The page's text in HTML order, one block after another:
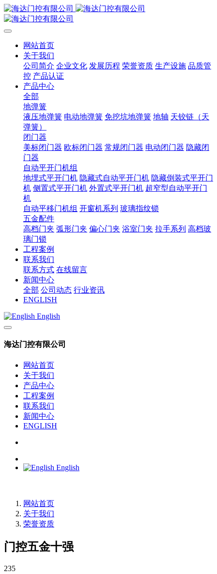
网站首页
关于我们
公司简介 企业文化 发展历程 荣誉资质 生产设施 品质管
控 产品认证
产品中心
全部
地弹簧
液压地弹簧 电动地弹簧 免挖坑地弹簧 地轴 天铰链（天
弹簧）
闭门器
美标闭门器 欧标闭门器 常规闭门器 电动闭门器 隐藏闭
门器
自动平开门机组
地埋式平开门机 隐藏式自动平开门机 隐藏倒装式平开门
机 侧置式平开门机 外置式平开门机 超窄型自动平开门
机
自动平移门机组 开窗机系列 玻璃指纹锁
五金配件
高档门夹 弧形门夹 偏心门夹 浴室门夹 拉手系列 高档玻
璃门锁
工程案例
联系我们
联系方式 在线留言
新闻中心
全部 公司动态 行业资讯
ENGLISH
English
海达门控有限公司
网站首页
关于我们
产品中心
工程案例
联系我们
新闻中心
ENGLISH
English
网站首页
关于我们
荣誉资质
门控五金十强
235